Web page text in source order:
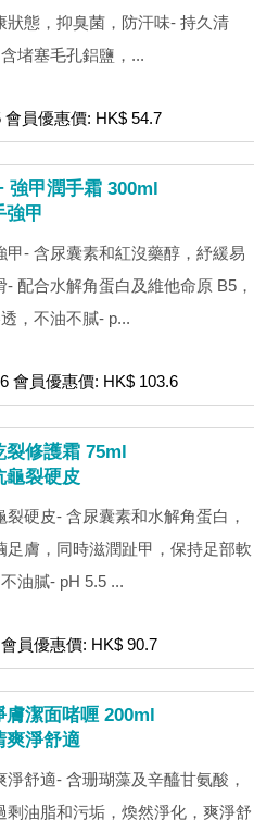
狀態，抑臭菌，防汗味- 持久清
堵塞毛孔鋁鹽，...
員優惠價: HK$ 54.7
強甲潤手霜 300ml
強甲
甲- 含尿囊素和紅沒藥醇，紓緩易
配合水解角蛋白及維他命原 B5，
，不油不膩- p...
會員優惠價: HK$ 103.6
裂修護霜 75ml
龜裂硬皮
硬皮- 含尿囊素和水解角蛋白，
足膚，同時滋潤趾甲，保持足部軟
油膩- pH 5.5 ...
員優惠價: HK$ 90.7
膚潔面啫喱 200ml
爽淨舒適
舒適- 含珊瑚藻及辛醯甘氨酸，
剩油脂和污垢，煥然淨化，爽淨舒